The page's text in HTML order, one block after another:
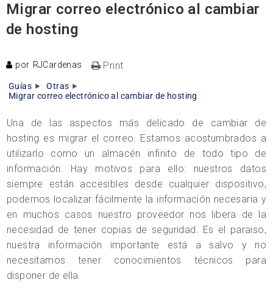
Migrar correo electrónico al cambiar
de hosting
por RJCardenas Print
Guías
Otras
Migrar correo electrónico al cambiar de hosting
Una de las aspectos más delicado de cambiar de
hosting es migrar el correo. Estamos acostumbrados a
utilizarlo como un almacén infinito de todo tipo de
información. Hay motivos para ello: nuestros datos
siempre están accesibles desde cualquier dispositivo,
podemos localizar fácilmente la información necesaria y
en muchos casos nuestro proveedor nos libera de la
necesidad de tener copias de seguridad. Es el paraiso,
nuestra información importante está a salvo y no
necesitamos tener conocimientos técnicos para
disponer de ella.